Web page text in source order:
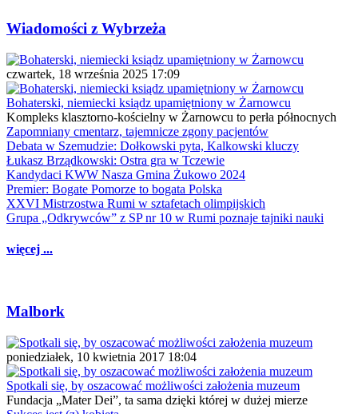
Wiadomości z Wybrzeża
czwartek, 18 września 2025 17:09
Bohaterski, niemiecki ksiądz upamiętniony w Żarnowcu
Kompleks klasztorno-kościelny w Żarnowcu to perła północnych
Zapomniany cmentarz, tajemnicze zgony pacjentów
Debata w Szemudzie: Dołkowski pyta, Kalkowski kluczy
Łukasz Brządkowski: Ostra gra w Tczewie
Kandydaci KWW Nasza Gmina Żukowo 2024
Premier: Bogate Pomorze to bogata Polska
XXVI Mistrzostwa Rumi w sztafetach olimpijskich
Grupa „Odkrywców” z SP nr 10 w Rumi poznaje tajniki nauki
więcej ...
Malbork
poniedziałek, 10 kwietnia 2017 18:04
Spotkali się, by oszacować możliwości założenia muzeum
Fundacja „Mater Dei”, ta sama dzięki której w dużej mierze